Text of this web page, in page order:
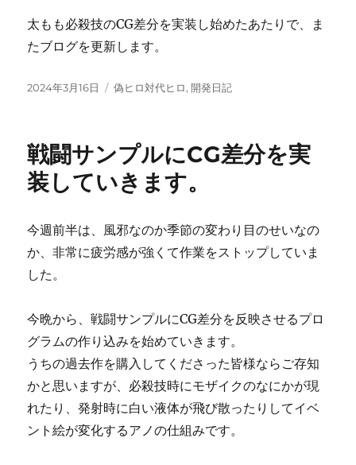
太もも必殺技のCG差分を実装し始めたあたりで、ま
たブログを更新します。
投
2024年3月16日
カ
ー
偽ヒロ対代ヒロ, 開発日記
戦闘サンプルにCG差分を実
装していきます。
今週前半は、風邪なのか季節の変わり目のせいなの
か、非常に疲労感が強くて作業をストップしていま
した。
今晩から、戦闘サンプルにCG差分を反映させるプロ
グラムの作り込みを始めていきます。
うちの過去作を購入してくださった皆様ならご存知
かと思いますが、必殺技時にモザイクのなにかが現
れたり、発射時に白い液体が飛び散ったりしてイベ
ント絵が変化するアノの仕組みです。